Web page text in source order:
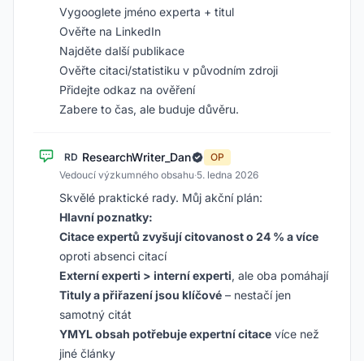
Vygooglete jméno experta + titul
Ověřte na LinkedIn
Najděte další publikace
Ověřte citaci/statistiku v původním zdroji
Přidejte odkaz na ověření
Zabere to čas, ale buduje důvěru.
RD ResearchWriter_Dan
OP
Vedoucí výzkumného obsahu·5. ledna 2026
Skvělé praktické rady. Můj akční plán:
Hlavní poznatky:
Citace expertů zvyšují citovanost o 24 % a více
oproti absenci citací
Externí experti > interní experti, ale oba pomáhají
Tituly a přiřazení jsou klíčové – nestačí jen
samotný citát
YMYL obsah potřebuje expertní citace více než
jiné články